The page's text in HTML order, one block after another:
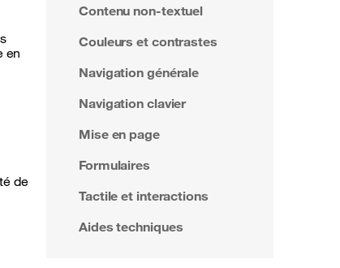
en
de
Contenu non-textuel
Couleurs et contrastes
Navigation générale
Navigation clavier
Mise en page
Formulaires
Tactile et interactions
Aides techniques